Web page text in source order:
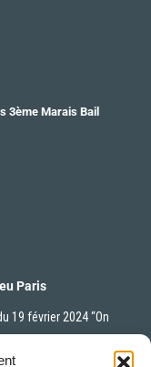
3ème Marais Bail
Paris
19 février 2024 “On